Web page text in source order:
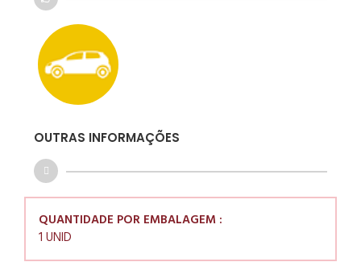
OUTRAS INFORMAÇÕES
QUANTIDADE POR EMBALAGEM :
1 UNID